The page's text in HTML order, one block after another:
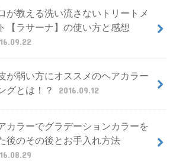
が教える洗い流さないトリートメ
【ラサーナ】の使い方と感想
が弱い方にオススメのヘアカラー
グとは！？
2016.09.12
カラーでグラデーションカラーを
後のその後とお手入れ方法